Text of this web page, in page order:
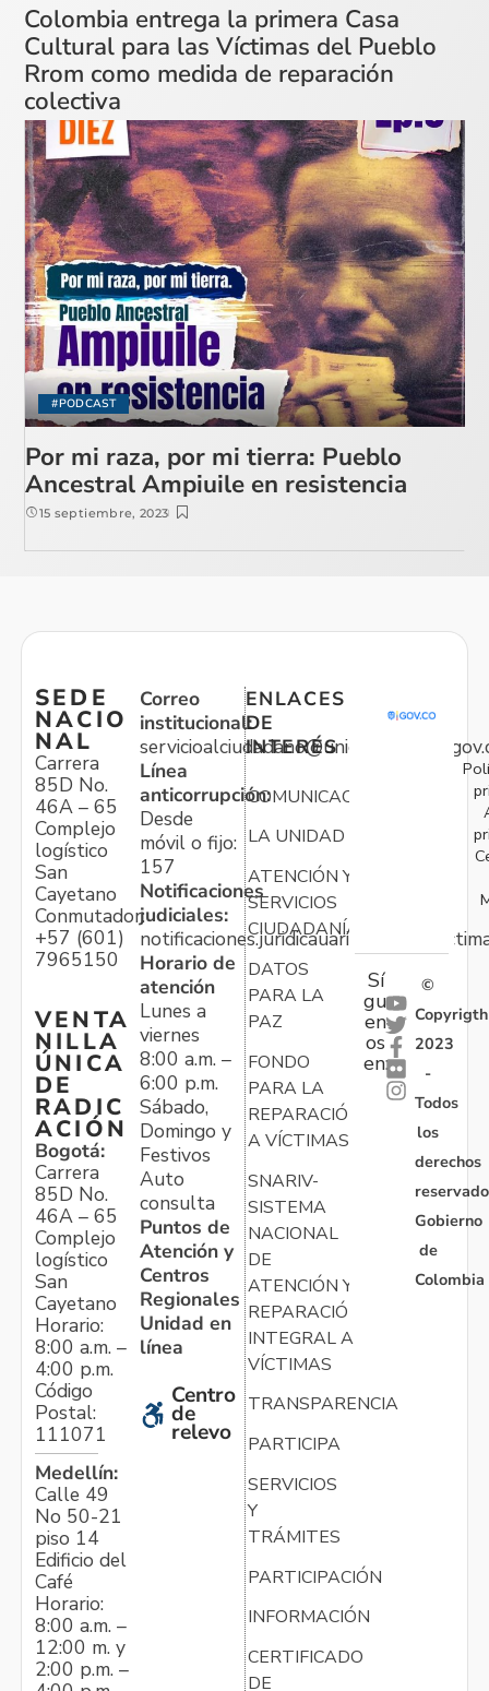
Colombia entrega la primera Casa
Cultural para las Víctimas del Pueblo
Rrom como medida de reparación
colectiva
#PODCAST
Por mi raza, por mi tierra: Pueblo
Ancestral Ampiuile en resistencia
15 septiembre, 2023
SEDE
NACIO
NAL
Carrera
85D No.
46A – 65
Complejo
logístico
San
Cayetano
Conmutador:
+57 (601)
7965150
VENTA
NILLA
ÚNICA
DE
RADIC
ACIÓN
Bogotá:
Carrera
85D No.
46A – 65
Complejo
logístico
San
Cayetano
Horario:
8:00 a.m. –
4:00 p.m.
Código
Postal:
111071
Medellín:
Calle 49
No 50-21
piso 14
Edificio del
Café
Horario:
8:00 a.m. –
12:00 m. y
2:00 p.m. –
Correo
institucional:
Línea
anticorrupción:
Desde
móvil o fijo:
157
Notificaciones
judiciales:
Horario de
atención
Lunes a
viernes
8:00 a.m. –
6:00 p.m.
Sábado,
Domingo y
Festivos
Auto
consulta
Puntos de
Atención y
Centros
Regionales
Unidad en
línea
Centro
de
relevo
ENLACES
DE
INTERÉS
COMUNICACIONES
LA UNIDAD
ATENCIÓN Y
SERVICIOS
CIUDADANÍA
DATOS
PARA LA
PAZ
FONDO
PARA LA
REPARACIÓN
A VÍCTIMAS
SNARIV-
SISTEMA
NACIONAL
DE
ATENCIÓN Y
REPARACIÓN
INTEGRAL A
VÍCTIMAS
TRANSPARENCIA
PARTICIPA
SERVICIOS
Y
TRÁMITES
PARTICIPACIÓN
INFORMACIÓN
CERTIFICADO
DE
Sí
gu
en
os
en:
©
Copyrigth
2023
-
Todos
los
derechos
Gobierno
de
Colombia